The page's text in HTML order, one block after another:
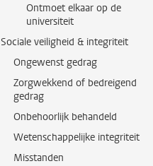
Ontmoet elkaar op de
universiteit
Sociale veiligheid & integriteit
Ongewenst gedrag
Zorgwekkend of bedreigend
gedrag
Onbehoorlijk behandeld
Wetenschappelijke integriteit
Misstanden